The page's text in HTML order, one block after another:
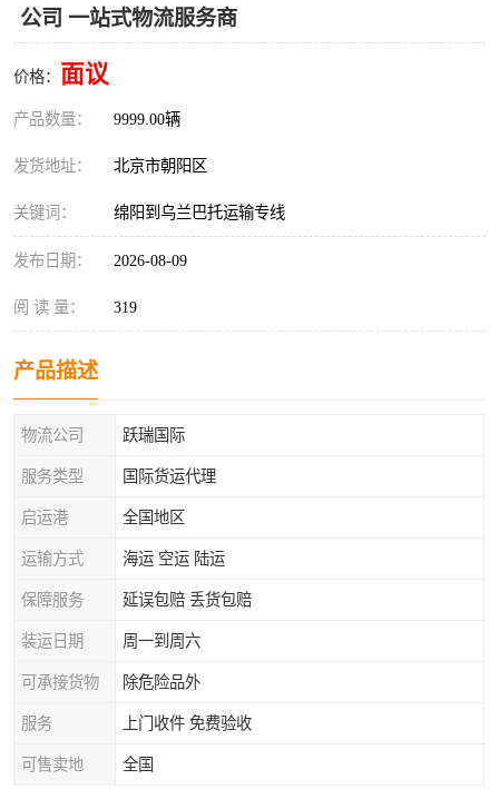
公司 一站式物流服务商
价格： 面议
产品数量： 9999.00辆
发货地址： 北京市朝阳区
关键词： 绵阳到乌兰巴托运输专线
发布日期： 2026-08-09
阅 读 量： 319
产品描述
物流公司 跃瑞国际
服务类型 国际货运代理
启运港 全国地区
运输方式 海运 空运 陆运
保障服务 延误包赔 丢货包赔
装运日期 周一到周六
可承接货物 除危险品外
服务 上门收件 免费验收
可售卖地 全国